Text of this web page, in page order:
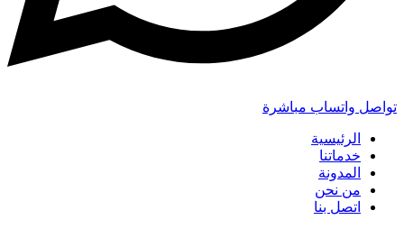
تواصل واتساب مباشرة
الرئيسية
خدماتنا
المدونة
من نحن
اتصل بنا